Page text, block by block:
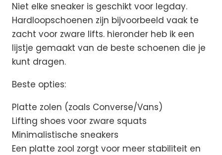
Niet elke sneaker is geschikt voor legday.
Hardloopschoenen zijn bijvoorbeeld vaak te
zacht voor zware lifts. hieronder heb ik een
lijstje gemaakt van de beste schoenen die je
kunt dragen.
Beste opties:
Platte zolen (zoals Converse/Vans)
Lifting shoes voor zware squats
Minimalistische sneakers
Een platte zool zorgt voor meer stabiliteit en